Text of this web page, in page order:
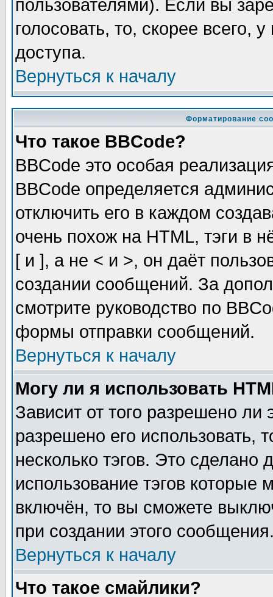
пользователями). Если вы
голосовать, то, скорее всего,
доступа.
Вернуться к началу
Форматирование
Что такое BBCode?
BBCode это особая
BBCode определяется
отключить его в каждом
очень похож на HTML, тэги в
[ и ], а не < и >, он даёт
создании сообщений. За
смотрите руководство по
формы отправки сообщений.
Вернуться к началу
Могу ли я использовать
Зависит от того разрешено
разрешено его использовать,
несколько тэгов. Это сделано
использование тэгов
включён, то вы сможете
при создании этого
Вернуться к началу
Что такое смайлики?